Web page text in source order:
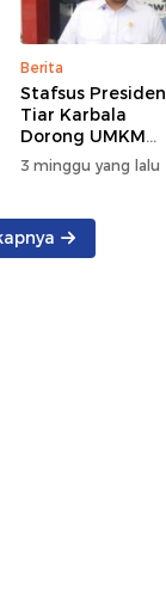
Berita
Stafsus Presiden
Tiar Karbala
Dorong UMKM
Sulut Pakai AI
3 minggu yang lalu